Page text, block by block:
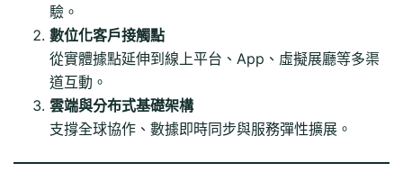
驗。
數位化客戶接觸點
從實體據點延伸到線上平台、App、虛擬展廳等多渠
道互動。
雲端與分布式基礎架構
支撐全球協作、數據即時同步與服務彈性擴展。